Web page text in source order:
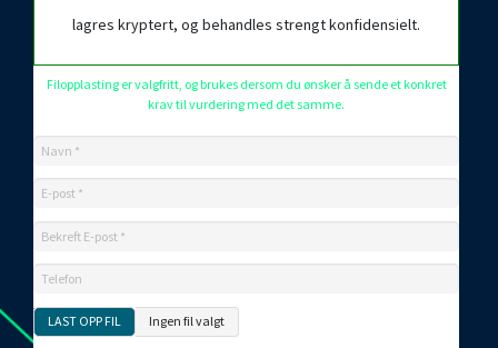
lagres kryptert, og behandles strengt konfidensielt.
Filopplasting er valgfritt, og brukes dersom du ønsker å sende et konkret
krav til vurdering med det samme.
LAST OPP FIL Ingen fil valgt